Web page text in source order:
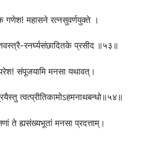
गणेश! महासने रत्नसुवर्णयुक्ते ।
रनर्घ्यसंछादितके प्रसीद ॥५३॥
संपूजयामि मनसा यथावत्।
त्वत्प्रीतिकामोऽहमनाथबन्धो॥५४॥
ते ह्यसंख्यभूतां मनसा प्रदत्ताम्।